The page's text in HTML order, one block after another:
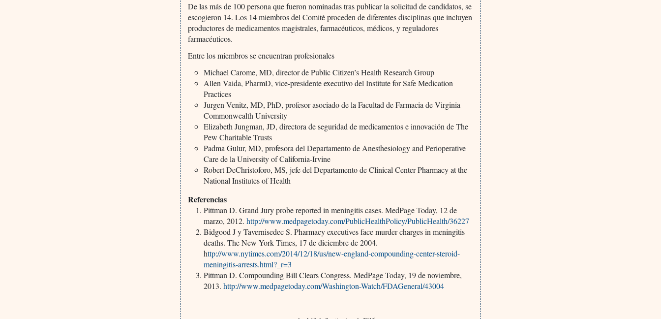
De las más de 100 persona que fueron nominadas tras publicar la solicitud de candidatos, se
escogieron 14. Los 14 miembros del Comité proceden de diferentes disciplinas que incluyen
productores de medicamentos magistrales, farmacéuticos, médicos, y reguladores
farmacéuticos.
Entre los miembros se encuentran profesionales
Michael Carome, MD, director de Public Citizen’s Health Research Group
Allen Vaida, PharmD, vice-presidente executivo del Institute for Safe Medication
Practices
Jurgen Venitz, MD, PhD, profesor asociado de la Facultad de Farmacia de Virginia
Commonwealth University
Elizabeth Jungman, JD, directora de seguridad de medicamentos e innovación de The
Pew Charitable Trusts
Padma Gulur, MD, profesora del Departamento de Anesthesiology and Perioperative
Care de la University of California-Irvine
Robert DeChristoforo, MS, jefe del Departamento de Clinical Center Pharmacy at the
National Institutes of Health
Referencias
Pittman D. Grand Jury probe reported in meningitis cases. MedPage Today, 12 de
marzo, 2012.http://www.medpagetoday.com/PublicHealthPolicy/PublicHealth/36227
Bidgood J y Tavernisedec S. Pharmacy executives face murder charges in meningitis
deaths. The New York Times, 17 de diciembre de 2004.
http://www.nytimes.com/2014/12/18/us/new-england-compounding-center-steroid-
meningitis-arrests.html?_r=3
Pittman D. Compounding Bill Clears Congress. MedPage Today, 19 de noviembre,
2013.http://www.medpagetoday.com/Washington-Watch/FDAGeneral/43004